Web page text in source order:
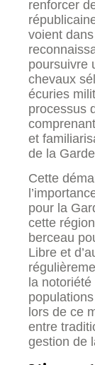
renforcer
voient
poursuivre
chevaux
écuries
processus
et
de la
Cette
pour la
cette
berceau
Libre et
la
lors de ce
entre
gestion de